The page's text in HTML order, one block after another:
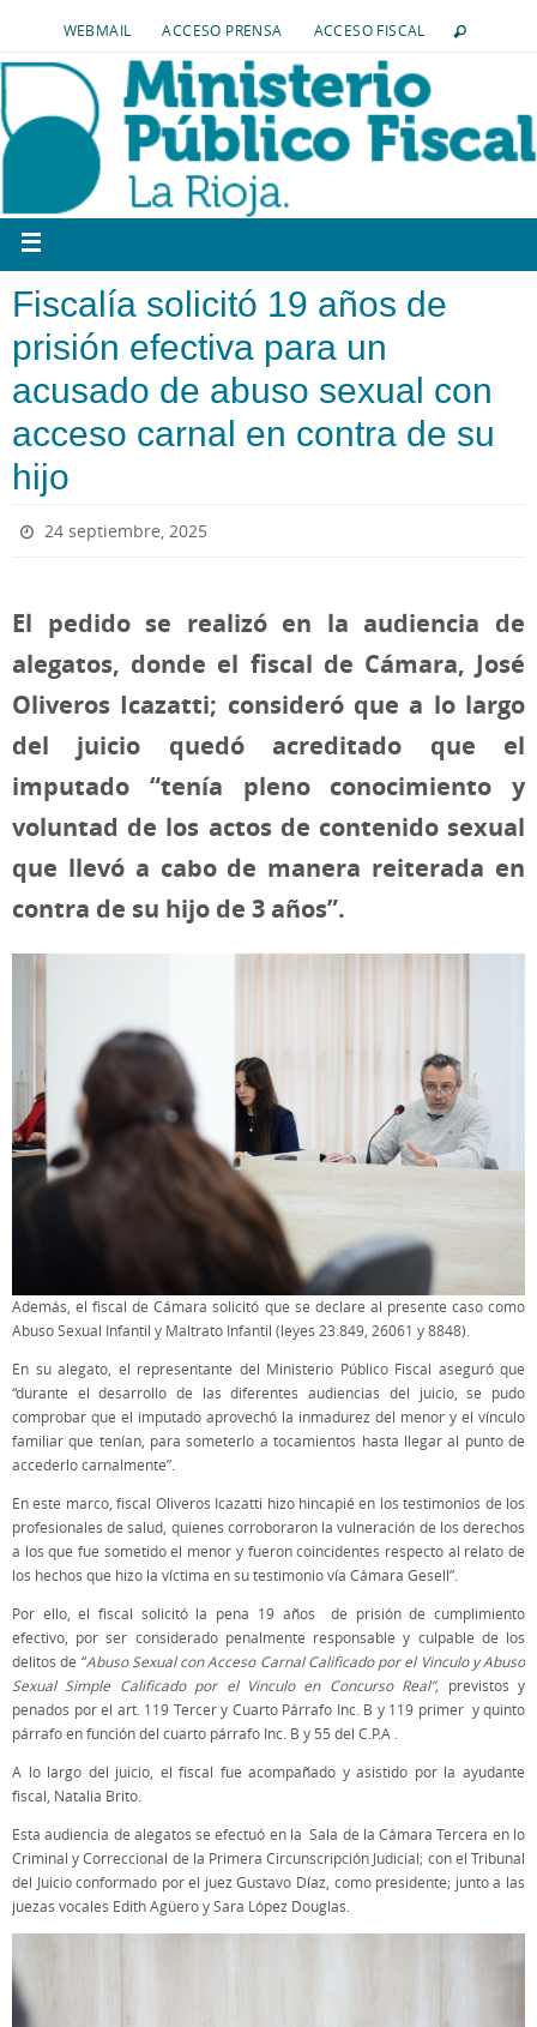
WEBMAIL ACCESO PRENSA ACCESO FISCAL
Fiscalía solicitó 19 años de
prisión efectiva para un
acusado de abuso sexual con
acceso carnal en contra de su
hijo
24 septiembre, 2025
El pedido se realizó en la audiencia de
alegatos, donde el fiscal de Cámara, José
Oliveros Icazatti; consideró que a lo largo
del juicio quedó acreditado que el
imputado “tenía pleno conocimiento y
voluntad de los actos de contenido sexual
que llevó a cabo de manera reiterada en
contra de su hijo de 3 años”.
Además, el fiscal de Cámara solicitó que se declare al presente caso como
Abuso Sexual Infantil y Maltrato Infantil (leyes 23.849, 26061 y 8848).
En su alegato, el representante del Ministerio Público Fiscal aseguró que
“durante el desarrollo de las diferentes audiencias del juicio, se pudo
comprobar que el imputado aprovechó la inmadurez del menor y el vínculo
familiar que tenían, para someterlo a tocamientos hasta llegar al punto de
accederlo carnalmente”.
En este marco, fiscal Oliveros Icazatti hizo hincapié en los testimonios de los
profesionales de salud, quienes corroboraron la vulneración de los derechos
a los que fue sometido el menor y fueron coincidentes respecto al relato de
los hechos que hizo la víctima en su testimonio vía Cámara Gesell”.
Por ello, el fiscal solicitó la pena 19 años de prisión de cumplimiento
efectivo, por ser considerado penalmente responsable y culpable de los
delitos de “Abuso Sexual con Acceso Carnal Calificado por el Vinculo y Abuso
Sexual Simple Calificado por el Vinculo en Concurso Real”, previstos y
penados por el art. 119 Tercer y Cuarto Párrafo Inc. B y 119 primer y quinto
párrafo en función del cuarto párrafo Inc. B y 55 del C.P.A .
A lo largo del juicio, el fiscal fue acompañado y asistido por la ayudante
fiscal, Natalia Brito.
Esta audiencia de alegatos se efectuó en la Sala de la Cámara Tercera en lo
Criminal y Correccional de la Primera Circunscripción Judicial; con el Tribunal
del Juicio conformado por el juez Gustavo Díaz, como presidente; junto a las
juezas vocales Edith Agüero y Sara López Douglas.